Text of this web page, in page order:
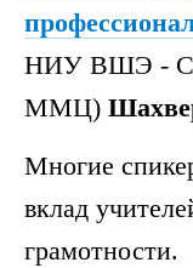
НИУ ВШЭ -
ММЦ)
Многие
вклад
грамотности.